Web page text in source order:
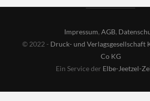
Impressum,AGB,
© 2022 - Druck- und Verlagsgesellschaft
Co KG
Ein Service der Elbe-Jeetzel-